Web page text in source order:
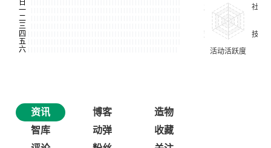
资讯 博客
造物
智库
动弹
收藏